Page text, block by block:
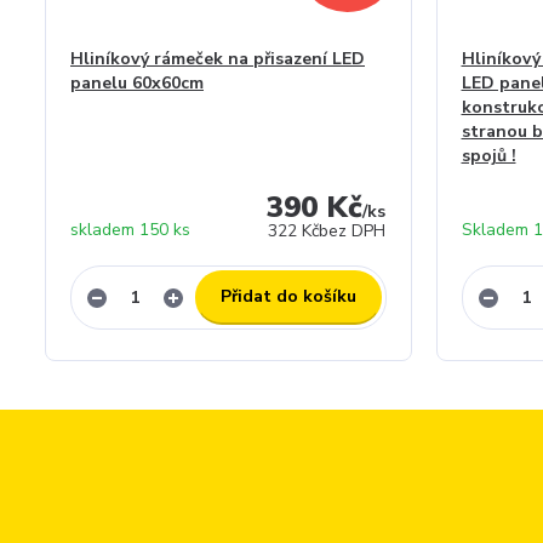
Hliníkový rámeček na přisazení LED
panelu 60x60cm
390 Kč/ks
322 Kčbez DPH
skladem 150 ks
Přidat do košíku
Hliníkový
LED
stranou
spojů !
Skladem